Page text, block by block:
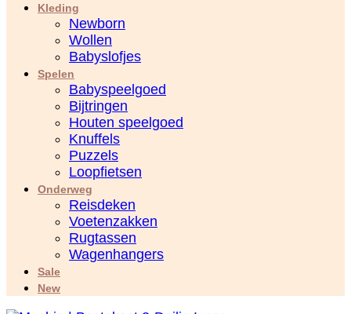
Kleding
Newborn
Wollen
Babyslofjes
Spelen
Babyspeelgoed
Bijtringen
Houten speelgoed
Knuffels
Puzzels
Loopfietsen
Onderweg
Reisdeken
Voetenzakken
Rugtassen
Wagenhangers
Sale
New